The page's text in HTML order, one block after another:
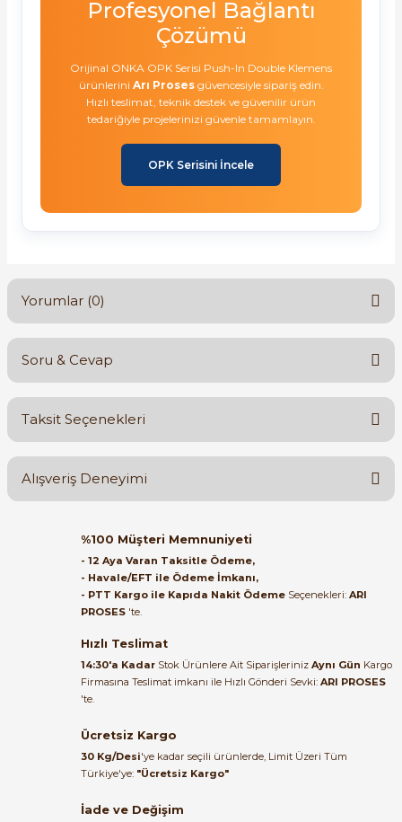
Profesyonel Bağlantı
Çözümü
Orijinal ONKA OPK Serisi Push-In Double Klemens
ürünlerini Arı Prosesgüvencesiyle sipariş edin.
Hızlı teslimat, teknik destek ve güvenilir ürün
tedariğiyle projelerinizi güvenle tamamlayın.
OPK Serisini İncele
Yorumlar (0)
Bu ürüne ilk yorumu siz yapın!
Soru & Cevap
Ürün hakkında henüz soru sorulmamış.
Taksit Seçenekleri
Alışveriş Deneyimi
Orijinal kutusuyla ertesi gün
ulaştı elimize. Teşekkürler.
B... A... | 27/06/2026
bundan mehmet bey ilgi ve
alakası için teşekkür ederim
muhammed demirci |
Ürün elime eksiksiz ve hasarsız
ulaştı. Paketleme özenliydi,
%100 Müşteri Memnuniyeti
- 12 Aya Varan Taksitle Ödeme,
- Havale/EFT ile Ödeme İmkanı,
- PTT Kargo ile Kapıda Nakit Ödeme Seçenekleri: ARI
PROSES 'te.
Hızlı Teslimat
14:30'a Kadar Stok Ürünlere Ait Siparişleriniz Aynı Gün Kargo
Firmasına Teslimat imkanı ile Hızlı Gönderi Sevki: ARI PROSES
'te.
Ücretsiz Kargo
30 Kg/Desi'ye kadar seçili ürünlerde, Limit Üzeri Tüm
Türkiye'ye: "Ücretsiz Kargo"
İade ve Değişim